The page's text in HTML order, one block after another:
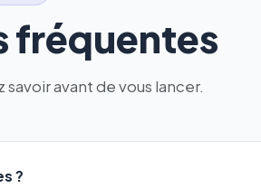
fréquentes
avant de vous lancer.
?